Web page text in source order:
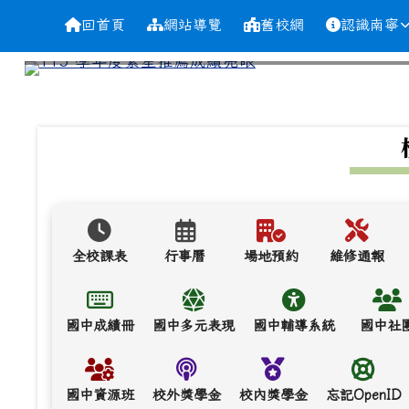
台南市南寧高中
導覽列回首頁 網站導覽 舊校網 認識南寧
全校課表 行事曆 場地預約 維修通報
國中成績冊 國中多元表現 國中輔導系統 國中社
國中資源班 校外獎學金 校內獎學金 忘記OpenID